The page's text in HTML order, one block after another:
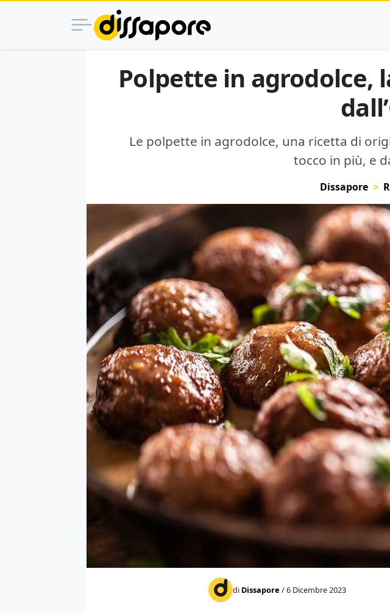
Polpette in agrodolce,
Le polpette in agrodolce, una ricetta di
tocco in più, e
Dissapore
di Dissapore / 6 Dicembre 2023